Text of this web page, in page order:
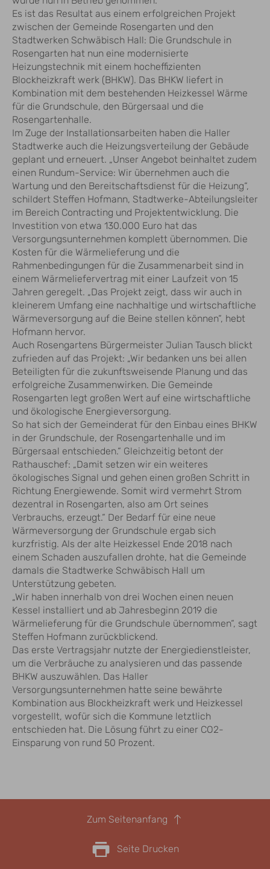
Es ist das Resultat aus einem erfolgreichen Projekt
zwischen der Gemeinde Rosengarten und den
Stadtwerken Schwäbisch Hall: Die Grundschule in
Rosengarten hat nun eine modernisierte
Heizungstechnik mit einem hocheffizienten
Blockheizkraft werk (BHKW). Das BHKW liefert in
Kombination mit dem bestehenden Heizkessel Wärme
für die Grundschule, den Bürgersaal und die
Rosengartenhalle.
Im Zuge der Installationsarbeiten haben die Haller
Stadtwerke auch die Heizungsverteilung der Gebäude
geplant und erneuert. „Unser Angebot beinhaltet zudem
einen Rundum-Service: Wir übernehmen auch die
Wartung und den Bereitschaftsdienst für die Heizung“,
schildert Steffen Hofmann, Stadtwerke-Abteilungsleiter
im Bereich Contracting und Projektentwicklung. Die
Investition von etwa 130.000 Euro hat das
Versorgungsunternehmen komplett übernommen. Die
Kosten für die Wärmelieferung und die
Rahmenbedingungen für die Zusammenarbeit sind in
einem Wärmeliefervertrag mit einer Laufzeit von 15
Jahren geregelt. „Das Projekt zeigt, dass wir auch in
kleinerem Umfang eine nachhaltige und wirtschaftliche
Wärmeversorgung auf die Beine stellen können“, hebt
Hofmann hervor.
Auch Rosengartens Bürgermeister Julian Tausch blickt
zufrieden auf das Projekt: „Wir bedanken uns bei allen
Beteiligten für die zukunftsweisende Planung und das
erfolgreiche Zusammenwirken. Die Gemeinde
Rosengarten legt großen Wert auf eine wirtschaftliche
und ökologische Energieversorgung.
So hat sich der Gemeinderat für den Einbau eines BHKW
in der Grundschule, der Rosengartenhalle und im
Bürgersaal entschieden.“ Gleichzeitig betont der
Rathauschef: „Damit setzen wir ein weiteres
ökologisches Signal und gehen einen großen Schritt in
Richtung Energiewende. Somit wird vermehrt Strom
dezentral in Rosengarten, also am Ort seines
Verbrauchs, erzeugt.“ Der Bedarf für eine neue
Wärmeversorgung der Grundschule ergab sich
kurzfristig. Als der alte Heizkessel Ende 2018 nach
einem Schaden auszufallen drohte, hat die Gemeinde
damals die Stadtwerke Schwäbisch Hall um
Unterstützung gebeten.
„Wir haben innerhalb von drei Wochen einen neuen
Kessel installiert und ab Jahresbeginn 2019 die
Wärmelieferung für die Grundschule übernommen“, sagt
Steffen Hofmann zurückblickend.
Das erste Vertragsjahr nutzte der Energiedienstleister,
um die Verbräuche zu analysieren und das passende
BHKW auszuwählen. Das Haller
Versorgungsunternehmen hatte seine bewährte
Kombination aus Blockheizkraft werk und Heizkessel
vorgestellt, wofür sich die Kommune letztlich
entschieden hat. Die Lösung führt zu einer CO2-
Einsparung von rund 50 Prozent.
Zum Seitenanfang
Seite Drucken